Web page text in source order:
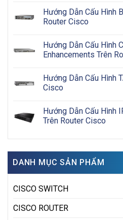
Hướng Dẫn Cấu Hình
Router Cisco
Hướng Dẫn Cấu Hình
Enhancements Trên
Hướng Dẫn Cấu Hình
Cisco
Hướng Dẫn Cấu Hình
Trên Router Cisco
DANH MỤC SẢN PHẨM
CISCO SWITCH
CISCO ROUTER